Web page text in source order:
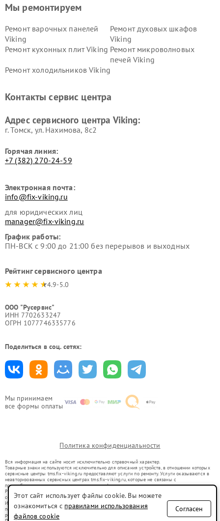
Мы принимаем
все формы оплаты
Мы ремонтируем
Ремонт варочных панелей
Viking
Ремонт духовых шкафов
Viking
Ремонт кухонных плит Viking Ремонт микроволновых
печей Viking
Ремонт холодильников Viking
Контакты сервис центра
Адрес сервисного центра Viking:
г. Томск, ул. Нахимова, 8с2
Горячая линия:
+7 (382) 270-24-59
Электронная почта:
info@fix-viking.ru
для юридических лиц
manager@fix-viking.ru
График работы:
ПН-ВСК с 9:00 до 21:00 без перерывов и выходных
Рейтинг сервисного центра
4.9-5.0
ООО "Русервис"
ИНН 7702633247
ОГРН 1077746335776
Поделиться в соц. сетях:
Политика конфиденциальности
Вся информация на сайте носит исключительно справочный характер.
Товарные знаки используются исключительно для описания устройств, в отношении которых
сервисные центры tms.fix-viking.ru предоставляют услуги по ремонту. Услуги оказываются в
неавторизованных сервисных центрах tms.fix-viking.ru, которые не связаны с
правообладателями товарных знаков или их официальными представителями.
Ремонт осуществляется для устройств, уже введенных в гражданский оборот в соответствии
со статьей 1487 ГК РФ.
Использование товарных знаков не преследует цели индивидуализации услуг или введения
потребителей в заблуждение, а служит для информирования о предоставляемых услугах по
ремонту техники указанных брендов.
Этот сайт использует файлы cookie. Вы можете
ознакомиться с правилами использования
файлов cookie
Согласен